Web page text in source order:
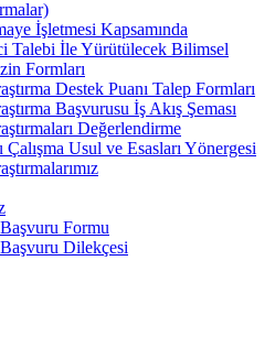
İşletmesi Kapsamında
Talebi İle Yürütülecek Bilimsel
Formları
Destek Puanı Talep Formları
Başvurusu İş Akış Şeması
Değerlendirme
Usul ve Esasları Yönergesi
Formu
Dilekçesi